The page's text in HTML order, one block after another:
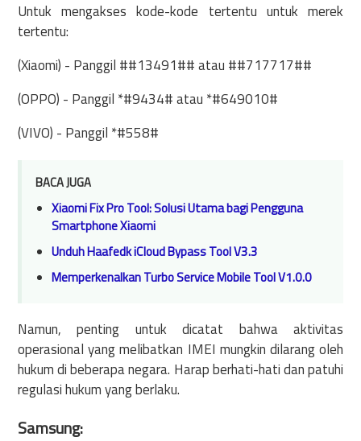
Untuk mengakses kode-kode tertentu untuk merek
tertentu:
(Xiaomi) - Panggil ##13491## atau ##717717##
(OPPO) - Panggil *#9434# atau *#649010#
(VIVO) - Panggil *#558#
BACA JUGA
Xiaomi Fix Pro Tool: Solusi Utama bagi Pengguna
Smartphone Xiaomi
Unduh Haafedk iCloud Bypass Tool V3.3
Memperkenalkan Turbo Service Mobile Tool V1.0.0
Namun, penting untuk dicatat bahwa aktivitas
operasional yang melibatkan IMEI mungkin dilarang oleh
hukum di beberapa negara. Harap berhati-hati dan patuhi
regulasi hukum yang berlaku.
Samsung: